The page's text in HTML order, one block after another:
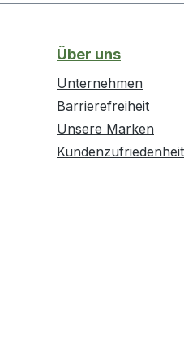
Über uns
Unternehmen
Barrierefreiheit
Unsere Marken
Kundenzufriedenheit